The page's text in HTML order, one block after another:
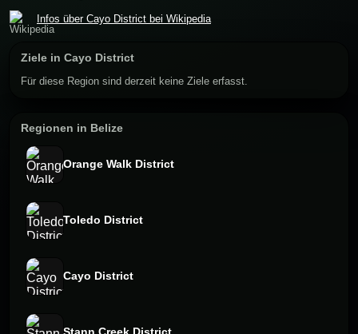
Infos über Cayo District bei Wikipedia
Ziele in Cayo District
Für diese Region sind derzeit keine Ziele erfasst.
Regionen in Belize
Orange Walk District
Toledo District
Cayo District